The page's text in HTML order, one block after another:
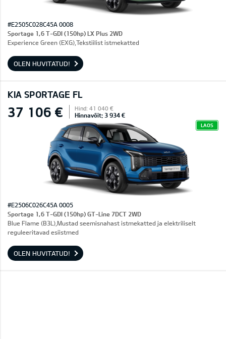
#E2505C028C45A 0008
Sportage 1,6 T-GDI (150hp) LX Plus 2WD
Experience Green (EXG),Tekstiilist istmekatted
OLEN HUVITATUD!
KIA SPORTAGE FL
37 106 € Hind: 41 040 €
Hinnavõit: 3 934 €
LAOS
#E2506C026C45A 0005
Sportage 1,6 T-GDI (150hp) GT-Line 7DCT 2WD
Blue Flame (B3L),Mustad seemisnahast istmekatted ja elektriliselt
reguleeritavad esiistmed
OLEN HUVITATUD!